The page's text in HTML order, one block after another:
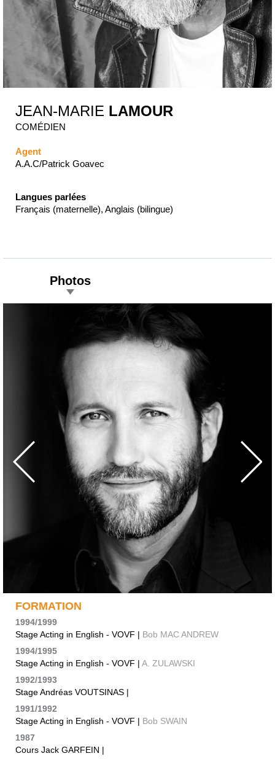
JEAN-MARIE LAMOUR
COMÉDIEN
Agent
A.A.C/Patrick Goavec
Langues parlées
Français (maternelle), Anglais (bilingue)
Photos
FORMATION
1994/1999
Stage Acting in English - VOVF | Bob MAC ANDREW
1994/1995
Stage Acting in English - VOVF | A. ZULAWSKI
1992/1993
Stage Andréas VOUTSINAS |
1991/1992
Stage Acting in English - VOVF | Bob SWAIN
1987
Cours Jack GARFEIN |